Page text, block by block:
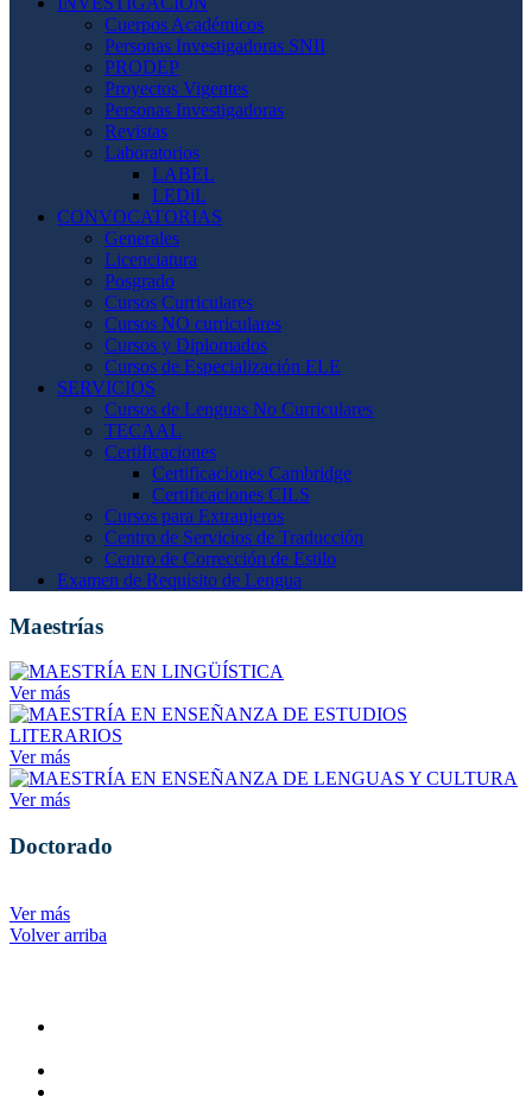
Cuerpos Académicos
Personas Investigadoras SNII
PRODEP
Proyectos Vigentes
Personas Investigadoras
Revistas
Laboratorios
LABEL
LEDiL
CONVOCATORIAS
Generales
Licenciatura
Posgrado
Cursos Curriculares
Cursos NO curriculares
Cursos y Diplomados
Cursos de Especialización ELE
SERVICIOS
Cursos de Lenguas No Curriculares
TECAAL
Certificaciones
Certificaciones Cambridge
Certificaciones CILS
Cursos para Extranjeros
Centro de Servicios de Traducción
Centro de Corrección de Estilo
Examen de Requisito de Lengua
Maestrías
Ver más
Ver más
Ver más
Doctorado
Ver más
Volver arriba